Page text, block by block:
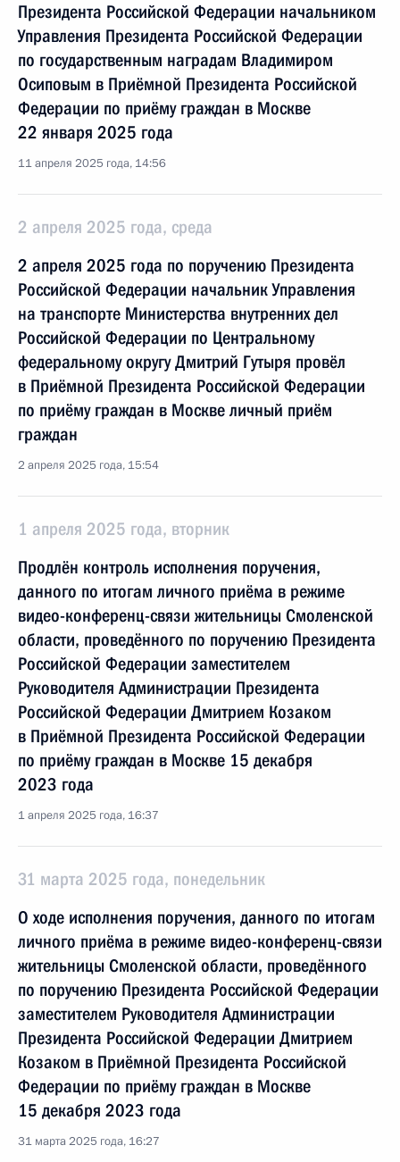
Президента Российской Федерации начальником
Управления Президента Российской Федерации
по государственным наградам Владимиром
Осиповым в Приёмной Президента Российской
Федерации по приёму граждан в Москве
22 января 2025 года
11 апреля 2025 года, 14:56
2 апреля 2025 года, среда
2 апреля 2025 года по поручению Президента
Российской Федерации начальник Управления
на транспорте Министерства внутренних дел
Российской Федерации по Центральному
федеральному округу Дмитрий Гутыря провёл
в Приёмной Президента Российской Федерации
по приёму граждан в Москве личный приём
граждан
2 апреля 2025 года, 15:54
1 апреля 2025 года, вторник
Продлён контроль исполнения поручения,
данного по итогам личного приёма в режиме
видео-конференц-связи жительницы Смоленской
области, проведённого по поручению Президента
Российской Федерации заместителем
Руководителя Администрации Президента
Российской Федерации Дмитрием Козаком
в Приёмной Президента Российской Федерации
по приёму граждан в Москве 15 декабря
2023 года
1 апреля 2025 года, 16:37
31 марта 2025 года, понедельник
О ходе исполнения поручения, данного по итогам
личного приёма в режиме видео-конференц-связи
жительницы Смоленской области, проведённого
по поручению Президента Российской Федерации
заместителем Руководителя Администрации
Президента Российской Федерации Дмитрием
Козаком в Приёмной Президента Российской
Федерации по приёму граждан в Москве
15 декабря 2023 года
31 марта 2025 года, 16:27